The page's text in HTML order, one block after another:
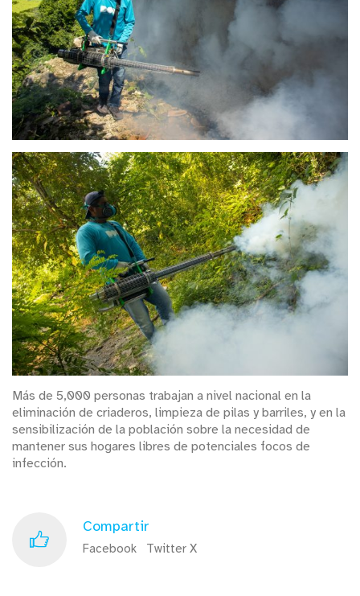
Más de 5,000 personas trabajan a nivel nacional en la
eliminación de criaderos, limpieza de pilas y barriles, y en la
sensibilización de la población sobre la necesidad de
mantener sus hogares libres de potenciales focos de
infección.
Compartir
Facebook Twitter X